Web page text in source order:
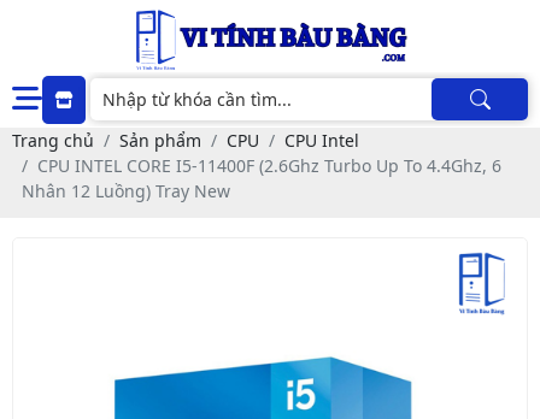
Trang chủ Sản phẩm CPU
CPU Intel
CPU INTEL CORE I5-11400F (2.6Ghz Turbo Up To 4.4Ghz, 6
Nhân 12 Luồng) Tray New